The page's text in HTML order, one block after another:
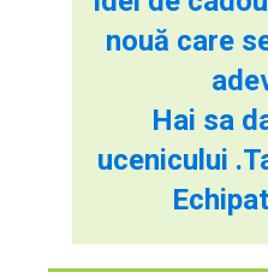
nouă care
Hai sa
ucenicului